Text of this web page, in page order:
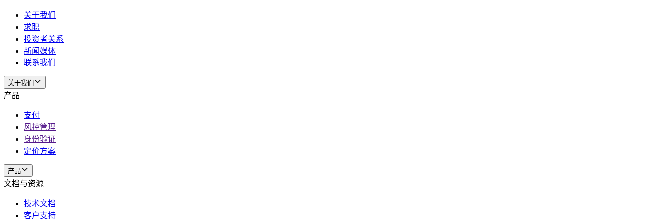
关于我们
求职
投资者关系
新闻媒体
联系我们
关于我们
产品
支付
风控管理
身份验证
定价方案
产品
文档与资源
技术文档
客户支持